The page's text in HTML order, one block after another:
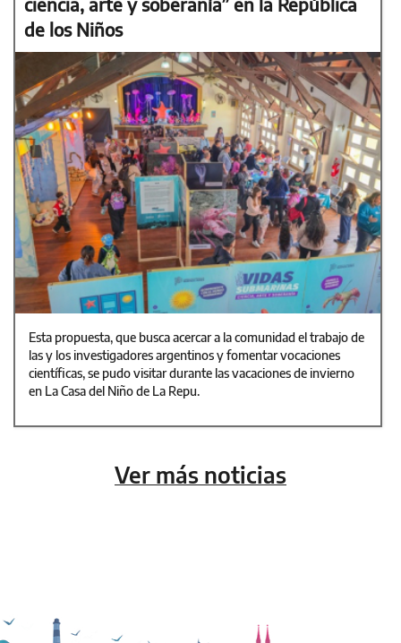
de los Niños
Esta propuesta, que busca acercar a la comunidad el trabajo de
las y los investigadores argentinos y fomentar vocaciones
científicas, se pudo visitar durante las vacaciones de invierno
en La Casa del Niño de La Repu.
Ver más noticias